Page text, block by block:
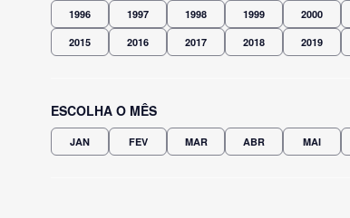
1996 1997 1998 1999 2000
2015 2016 2017 2018 2019
ESCOLHA O MÊS
JAN FEV MAR ABR MAI